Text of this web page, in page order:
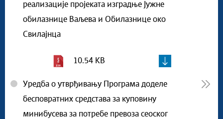
реализације пројеката изградње Јужне
обилазнице Ваљева и Обилазнице око
Свилајнца
10.54 KB
Уредба о утврђивању Програма доделе
бесповратних средстава за куповину
минибусева за потребе превоза сеоског